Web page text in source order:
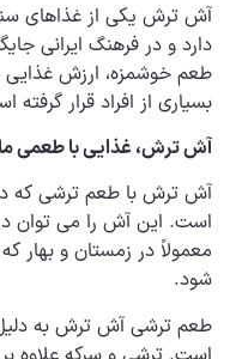
آش ترش یکی از غذاهای
دارد و در فرهنگ ایرانی
طعم خوشمزه، ارزش غذایی
بسیاری از افراد قرار گرفته
آش ترش، غذایی با طعمی
آش ترش با طعم ترشی که
است. این آش را می توان
معمولاً در زمستان و
شود.
طعم ترشی آش ترش به